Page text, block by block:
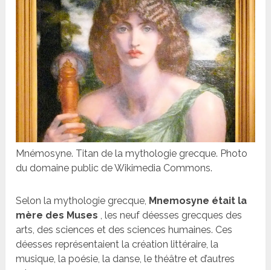
Mnémosyne. Titan de la mythologie grecque. Photo
du domaine public de Wikimedia Commons.
Selon la mythologie grecque, Mnemosyne était la
mère des Muses , les neuf déesses grecques des
arts, des sciences et des sciences humaines. Ces
déesses représentaient la création littéraire, la
musique, la poésie, la danse, le théâtre et d’autres